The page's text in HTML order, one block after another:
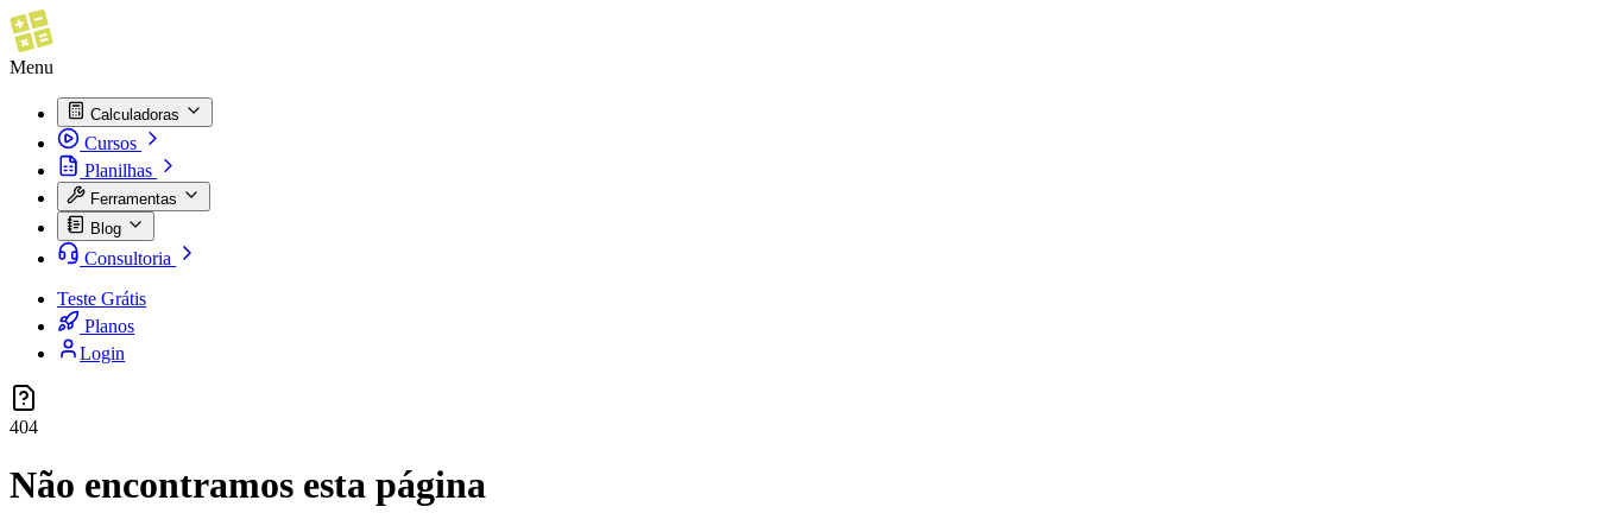
Menu
Calculadoras
Cursos
Planilhas
Ferramentas
Blog
Consultoria
Teste Grátis
Planos
Login
404
Não encontramos esta página